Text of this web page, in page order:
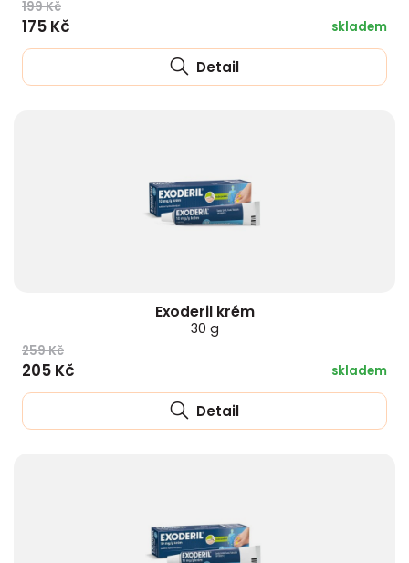
199 Kč
175 Kč skladem
Detail
Exoderil krém
30 g
259 Kč
205 Kč skladem
Detail